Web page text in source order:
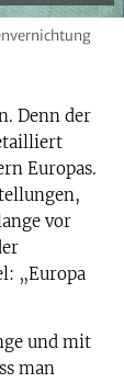
Denn der
Europas.
vor
„Europa
und mit
man